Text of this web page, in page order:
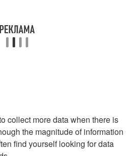
collect more data when there is
the magnitude of information
find yourself looking for data